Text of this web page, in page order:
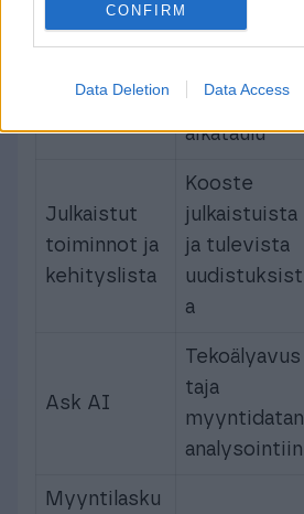
CONFIRM
Data Deletion Data Access
Käyttöliitty
näkymät,
yleinen
aikataulu
Julkaistut
toiminnot ja
kehityslista
Kooste
julkaistuista
ja tulevista
uudistuksist
a
Ask AI
Tekoälyavus
taja
myyntidatan
analysointiin
Myyntilasku